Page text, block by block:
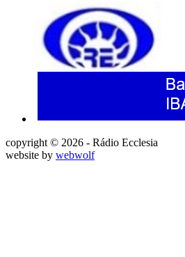
copyright © 2026 - Rádio Ecclesia
website by webwolf